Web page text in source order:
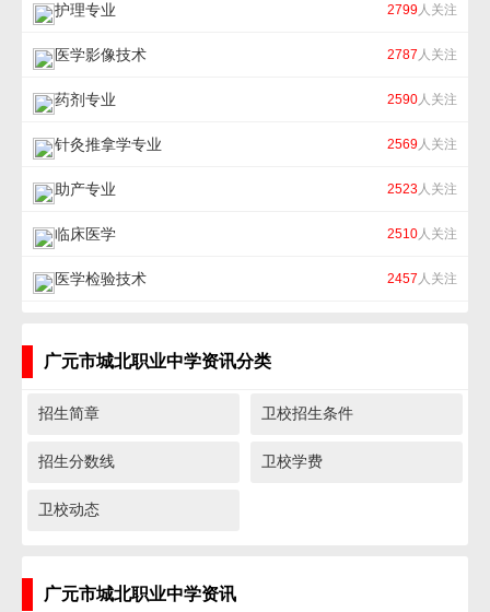
护理专业 2799人关注
医学影像技术 2787 人关注
药剂专业 2590人关注
针灸推拿学专业 2569人关注
助产专业 2523人关注
临床医学 2510人关注
医学检验技术 2457 人关注
广元市城北职业中学资讯分类
招生简章 卫校招生条件
招生分数线 卫校学费
卫校动态
广元市城北职业中学资讯